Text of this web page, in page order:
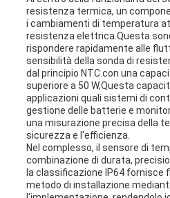
resistenza termica, un
i cambiamenti di temperatura
resistenza elettrica.Questa
rispondere rapidamente alle
sensibilità della sonda di
dal principio NTC.con una
superiore a 50 W,Questa
applicazioni quali sistemi di
gestione delle batterie e
una misurazione precisa della
sicurezza e l'efficienza.
Nel complesso, il sensore di
combinazione di durata,
la classificazione IP64 fornisce
metodo di installazione